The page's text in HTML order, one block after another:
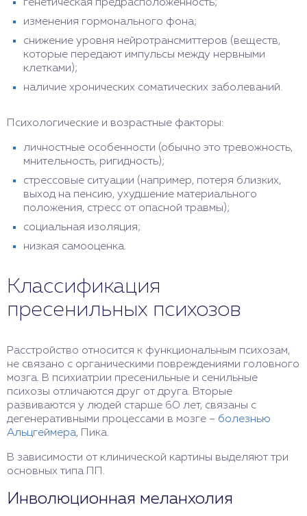
генетическая предрасположенность;
изменения гормонального фона;
снижение уровня нейротрансмиттеров (веществ,
которые передают импульсы между нервными
клетками);
наличие хронических соматических заболеваний.
Психологические и возрастные факторы:
личностные особенности (обычно это тревожность,
мнительность, ригидность);
стрессовые ситуации (например, потеря близких,
выход на пенсию, ухудшение материального
положения, стресс от опасной травмы);
социальная изоляция;
низкая самооценка.
Классификация
пресенильных психозов
Расстройство относится к функциональным психозам,
не связано с органическими повреждениями головного
мозга. В психиатрии пресенильные и сенильные
психозы отличаются друг от друга. Вторые
развиваются у людей старше 60 лет, связаны с
дегенеративными процессами в мозге – болезнью
Альцгеймера, Пика.
В зависимости от клинической картины выделяют три
основных типа ПП.
Инволюционная меланхолия